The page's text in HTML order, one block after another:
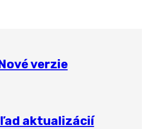
verzie
aktualizácií